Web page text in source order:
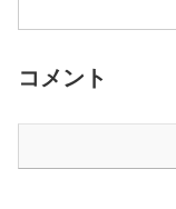
コメント